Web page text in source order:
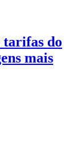
do
mais